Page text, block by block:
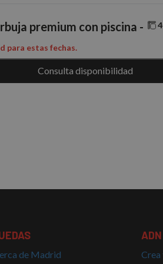
premium con piscina -
para estas fechas.
Consulta disponibilidad
de Madrid Crea